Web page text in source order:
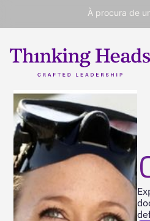
À procura de